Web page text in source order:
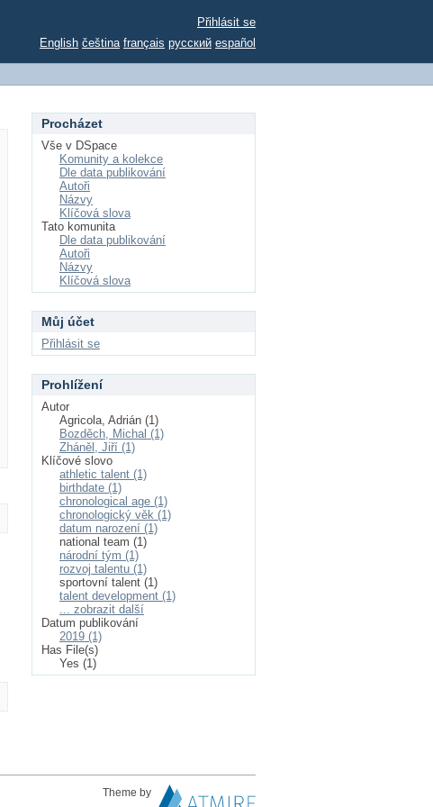
Přihlásit se
English čeština français русский español
Procházet
Vše v DSpace
Komunity a kolekce
Dle data publikování
Autoři
Názvy
Klíčová slova
Tato komunita
Dle data publikování
Autoři
Názvy
Klíčová slova
Můj účet
Přihlásit se
Prohlížení
Autor
Agricola, Adrián (1)
Bozděch, Michal (1)
Zháněl, Jiří (1)
Klíčové slovo
athletic talent (1)
birthdate (1)
chronological age (1)
chronologický věk (1)
datum narození (1)
national team (1)
národní tým (1)
rozvoj talentu (1)
sportovní talent (1)
talent development (1)
... zobrazit další
Datum publikování
2019 (1)
Has File(s)
Yes (1)
Theme by